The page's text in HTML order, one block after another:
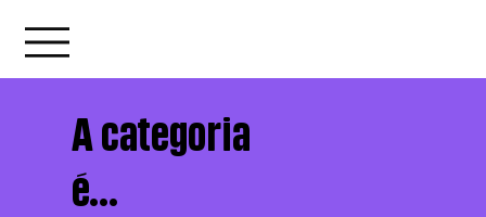
A categoria
é...